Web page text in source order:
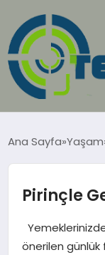
GÜNCEL
EĞITIM
EKONOMI
Ana Sayfa Yaşam
Pirinçle
önerilen